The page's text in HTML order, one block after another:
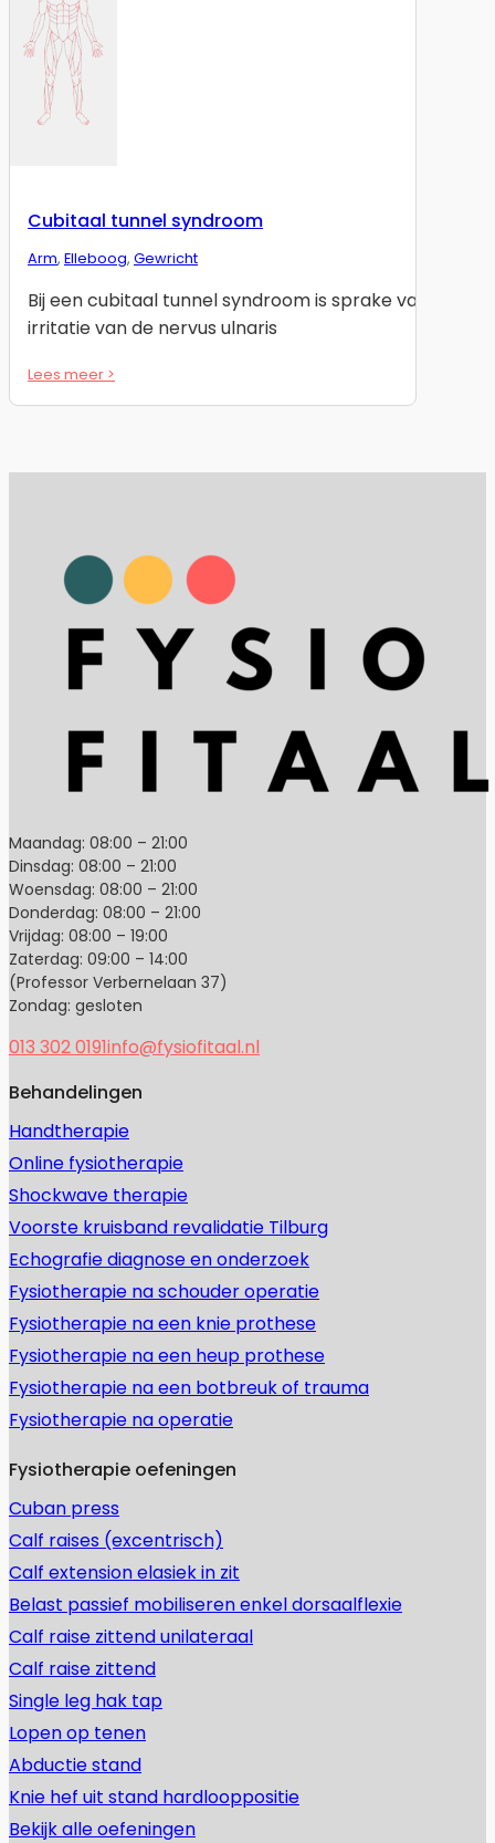
Cubitaal tunnel syndroom
Arm, Elleboog, Gewricht
Bij een cubitaal tunnel syndroom is sprake van
irritatie van de nervus ulnaris
Lees meer >
Maandag: 08:00 – 21:00
Dinsdag: 08:00 – 21:00
Woensdag: 08:00 – 21:00
Donderdag: 08:00 – 21:00
Vrijdag: 08:00 – 19:00
Zaterdag: 09:00 – 14:00
(Professor Verbernelaan 37)
Zondag: gesloten
013 302 0191info@fysiofitaal.nl
Behandelingen
Handtherapie
Online fysiotherapie
Shockwave therapie
Voorste kruisband revalidatie Tilburg
Echografie diagnose en onderzoek
Fysiotherapie na schouder operatie
Fysiotherapie na een knie prothese
Fysiotherapie na een heup prothese
Fysiotherapie na een botbreuk of trauma
Fysiotherapie na operatie
Fysiotherapie oefeningen
Cuban press
Calf raises (excentrisch)
Calf extension elasiek in zit
Belast passief mobiliseren enkel dorsaalflexie
Calf raise zittend unilateraal
Calf raise zittend
Single leg hak tap
Lopen op tenen
Abductie stand
Knie hef uit stand hardlooppositie
Bekijk alle oefeningen